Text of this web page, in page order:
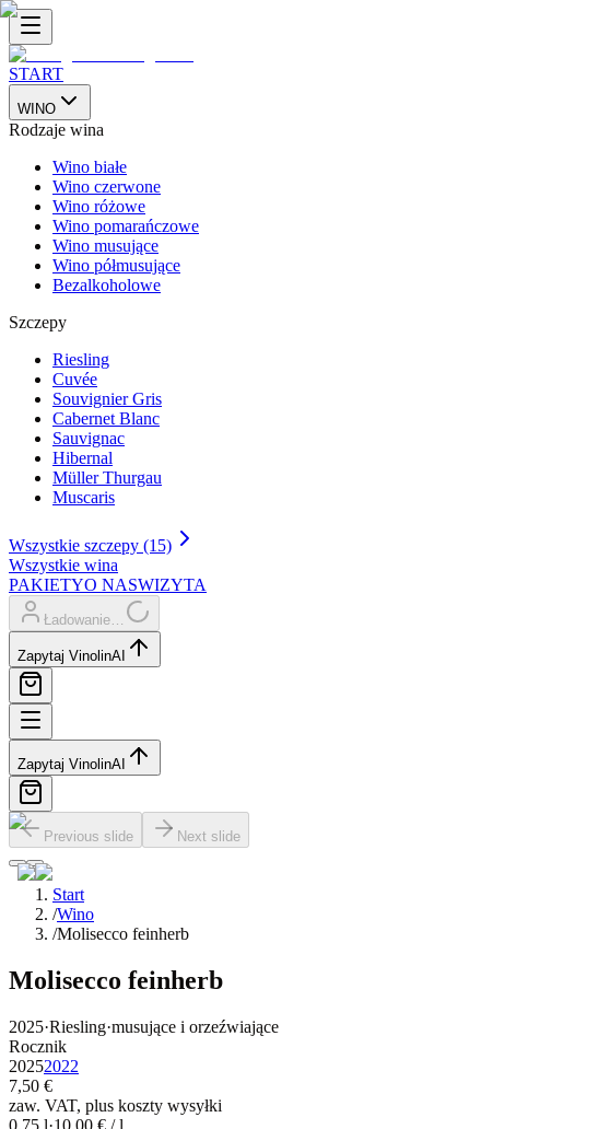
START
WINO
Rodzaje wina
Wino białe
Wino czerwone
Wino różowe
Wino pomarańczowe
Wino musujące
Wino półmusujące
Bezalkoholowe
Szczepy
Riesling
Cuvée
Souvignier Gris
Cabernet Blanc
Sauvignac
Hibernal
Müller Thurgau
Muscaris
Wszystkie szczepy (15)
Wszystkie wina
PAKIETYO NASWIZYTA
Ładowanie…
Zapytaj VinolinAI
Zapytaj VinolinAI
Previous slide Next slide
Start
/Wino
/Molisecco feinherb
Molisecco feinherb
2025·Riesling·musujące i orzeźwiające
Rocznik
20252022
7,50 €
zaw. VAT, plus koszty wysyłki
0,75 l·10,00 € / l